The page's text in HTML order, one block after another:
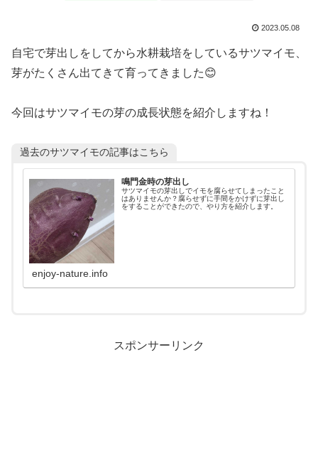
2023.05.08
自宅で芽出しをしてから水耕栽培をしているサツマイモ、
芽がたくさん出てきて育ってきました😊
今回はサツマイモの芽の成長状態を紹介しますね！
過去のサツマイモの記事はこちら
鳴門金時の芽出し
サツマイモの芽出しでイモを腐らせてしまったこと
はありませんか？腐らせずに手間をかけずに芽出し
をすることができたので、やり方を紹介します。
enjoy-nature.info
スポンサーリンク